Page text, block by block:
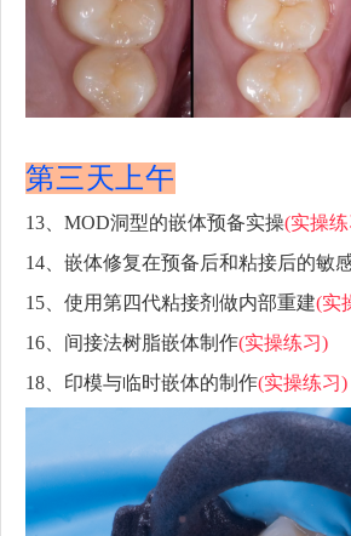
第三天上午
13、MOD洞型的嵌体预备实操(实操
14、嵌体修复在预备后和粘接后的敏
15、使用第四代粘接剂做内部重建(实
16、间接法树脂嵌体制作(实操练习)
18、印模与临时嵌体的制作(实操练习)